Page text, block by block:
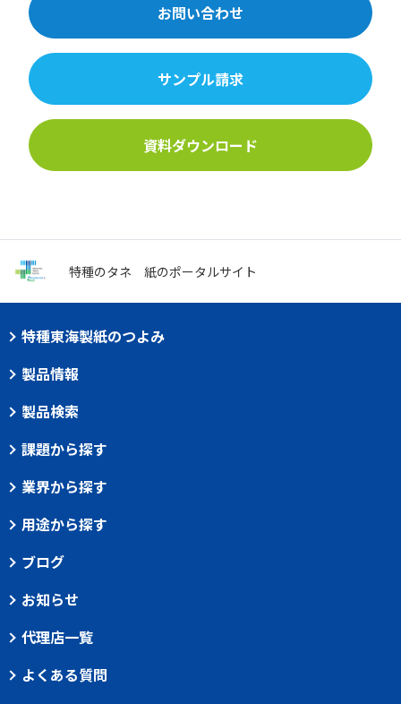
お問い合わせ
サンプル請求
資料ダウンロード
特種のタネ 紙のポータルサイト
特種東海製紙のつよみ
製品情報
製品検索
課題から探す
業界から探す
用途から探す
ブログ
お知らせ
代理店一覧
よくある質問